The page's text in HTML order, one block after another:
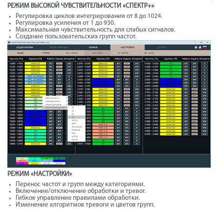
РЕЖИМ ВЫСОКОЙ ЧУВСТВИТЕЛЬНОСТИ «СПЕКТР+»
Регулировка циклов интегрирования от 8 до 1024.
Регулировка усиления от 1 до 930.
Максимальная чувствительность для слабых сигналов.
Создание пользовательских групп частот.
РЕЖИМ «НАСТРОЙКИ»
Перенос частот и групп между категориями.
Включение/отключение обработки и тревог.
Гибкое управление правилами обработки.
Изменение алгоритмов тревоги и цветов групп.